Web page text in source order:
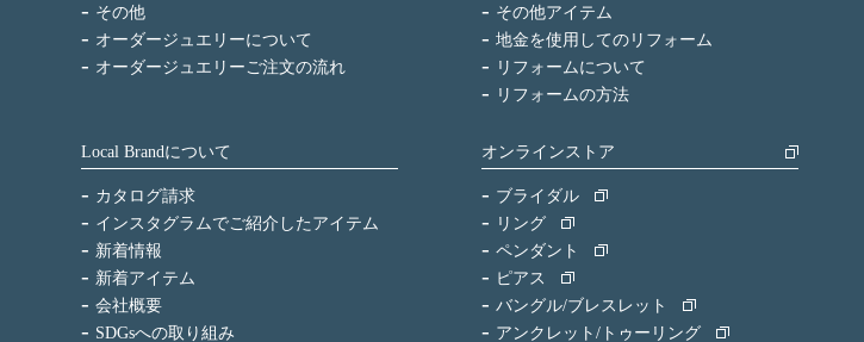
その他
オーダージュエリーについて
オーダージュエリーご注文の流れ
その他アイテム
地金を使用してのリフォーム
リフォームについて
リフォームの方法
Local Brandについて
カタログ請求
インスタグラムでご紹介したアイテム
新着情報
新着アイテム
会社概要
SDGsへの取り組み
オンラインストア
ブライダル
リング
ペンダント
ピアス
バングル/ブレスレット
アンクレット/トゥーリング